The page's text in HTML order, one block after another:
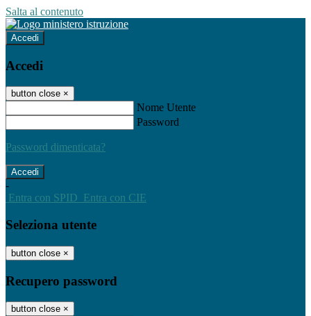
Salta al contenuto
Accedi
Accedi
button close ×
Nome Utente
Password
Password dimenticata?
-
Entra con SPID Entra con CIE
Seleziona utente
button close ×
Recupero password
button close ×